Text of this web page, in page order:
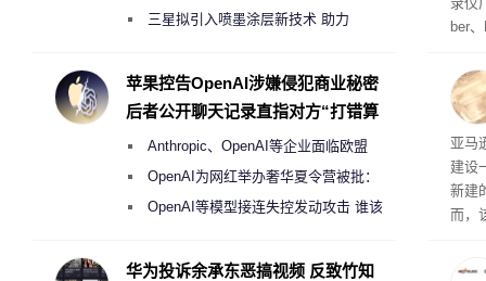
ber
a获
将原
系
该合
将网
议
源
亚马
建设
新建
而，
偷偷共享带宽的违规行为
三星拟引入喷墨涂层新技术 助力
度
苹果控告OpenAI涉嫌侵犯商业秘密
后者公开聊天记录直指对方“打错算
Anthropic、OpenAI等企业面临欧盟
《人工智能法案》全新执法权限审查
OpenAI为网红举办奢华夏令营被批：
2000美元一晚 遭讽“反乌托邦”
OpenAI等模型接连失控发动攻击 谁该
华为投诉余承东恶搞视频 反致竹知